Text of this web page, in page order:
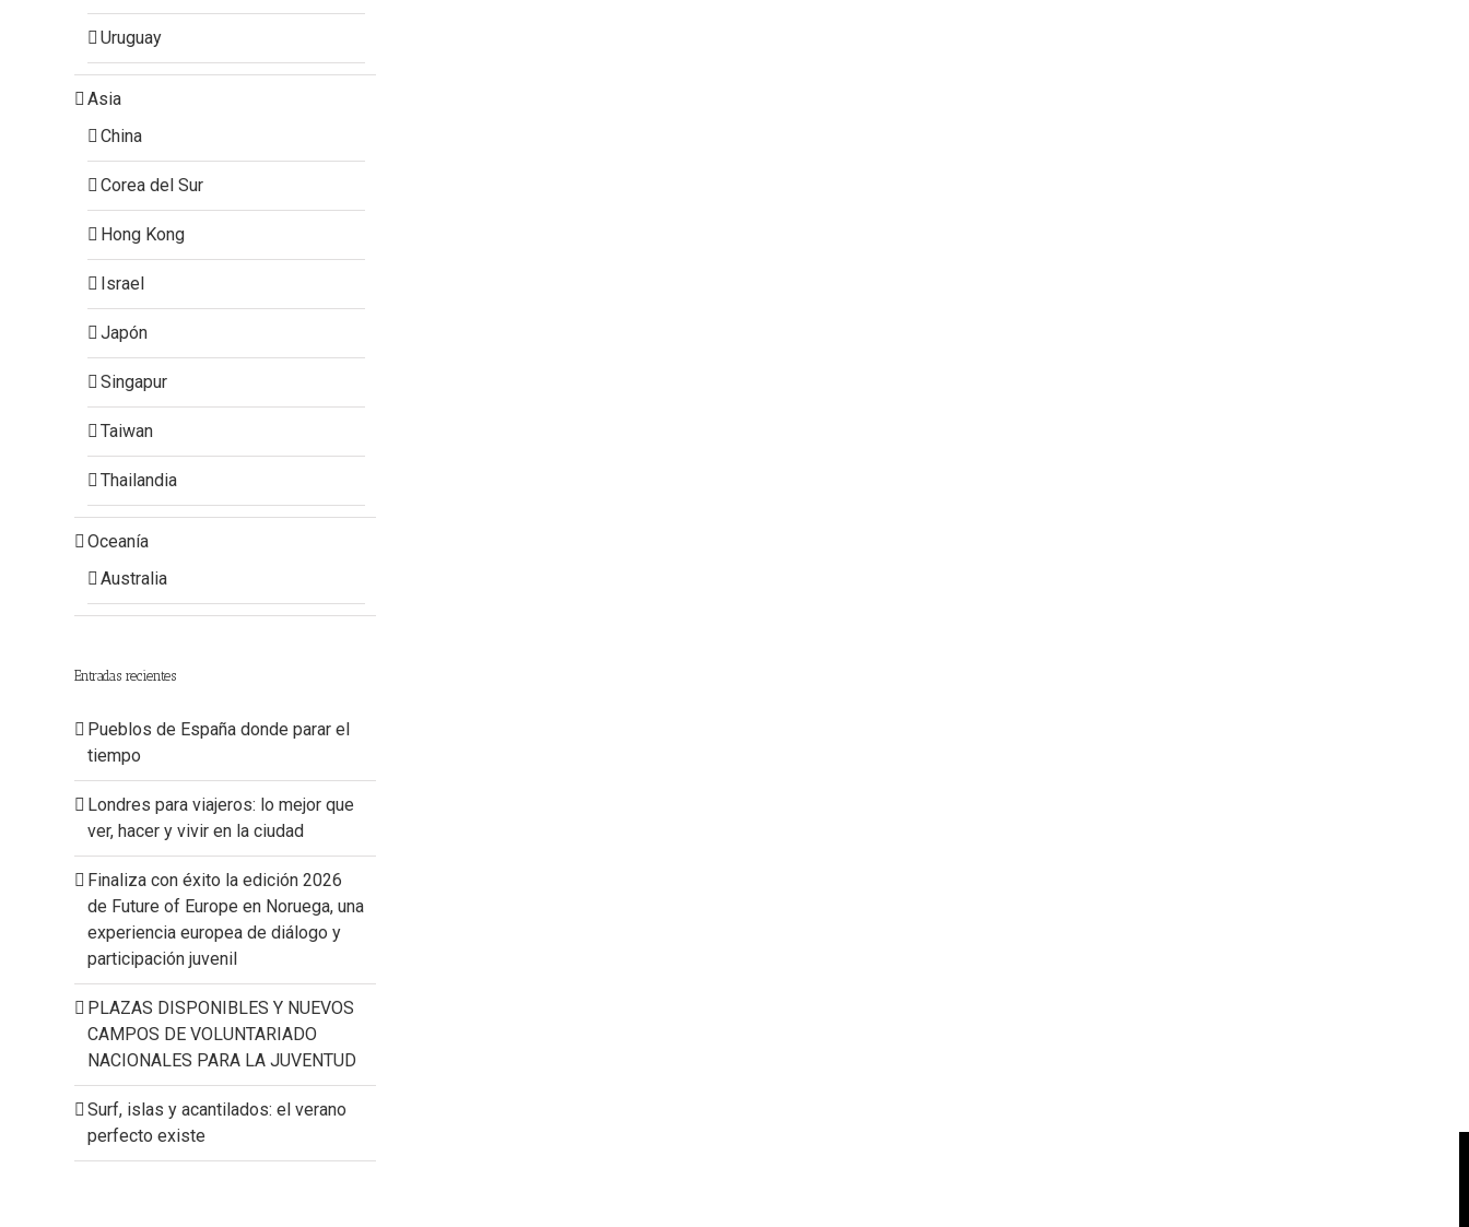
Uruguay
Asia
China
Corea del Sur
Hong Kong
Israel
Japón
Singapur
Taiwan
Thailandia
Oceanía
Australia
Entradas recientes
Pueblos de España donde parar el
tiempo
Londres para viajeros: lo mejor que
ver, hacer y vivir en la ciudad
Finaliza con éxito la edición 2026
de Future of Europe en Noruega, una
experiencia europea de diálogo y
participación juvenil
PLAZAS DISPONIBLES Y NUEVOS
CAMPOS DE VOLUNTARIADO
NACIONALES PARA LA JUVENTUD
Surf, islas y acantilados: el verano
perfecto existe